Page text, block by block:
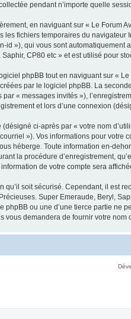
pendant n’importe quelle
en naviguant sur « Le Forum
fichiers temporaires du
»), qui vous sont
CP80 etc » et est utilisé pour
phpBB tout en naviguant sur «
par le logiciel phpBB. La
« messages invités »),
et lors d’une connexion
ci-après par « votre nom
»). Vos informations pour votre
héberge. Toute information en-
la procédure d’enregistrement,
de votre compte sera
soit sécurisé. Cependant, il est
Super Emeraude, Beryl,
phpBB ou une d’une tierce partie
demandera de fournir votre